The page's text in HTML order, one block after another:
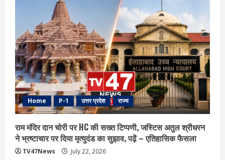
Home P-1 उत्तर प्रदेश राज्य
राम मंदिर दान चोरी पर HC की सख्त टिप्पणी, जस्टिस अतुल श्रीधरन
ने भ्रष्टाचार पर द‍िया मृत्युदंड का सुझाव, पढ़ें – एत‍िहास‍िक फैसला
TV47News July 22, 2026